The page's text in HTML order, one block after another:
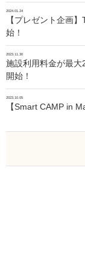
2024.01.24
【プレゼント企画
始！
2023.11.30
施設利用料金が最大
開始！
2023.10.05
【Smart CAMP in